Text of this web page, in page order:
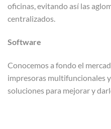
oficinas, evitando así las
centralizados.
Software
Conocemos a fondo el
impresoras multifuncionales
soluciones para mejorar y